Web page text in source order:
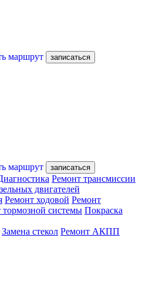
маршрут записаться
маршрут записаться
Ремонт трансмиссии
двигателей
Ремонт ходовой Ремонт
тормозной системы Покраска
Замена стекол Ремонт АКПП